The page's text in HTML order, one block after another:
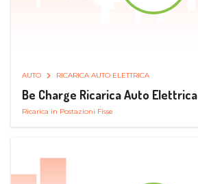
AUTO RICARICA AUTO ELETTRICA
Be Charge Ricarica Auto Elettrica
Ricarica in Postazioni Fisse